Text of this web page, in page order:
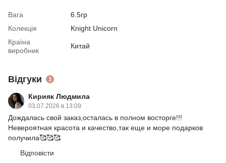
Вага
6.5гр
Колекція
Knight Unicorn
Країна
виробник
Китай
Відгуки 3
Кирияк Людмила
03.07.2026 в 13:09
Дождалась свой заказ,осталась в полном восторге!!!
Невероятная красота и качество,так еще и море подарков
получила🥰🥰🥰
Відповісти